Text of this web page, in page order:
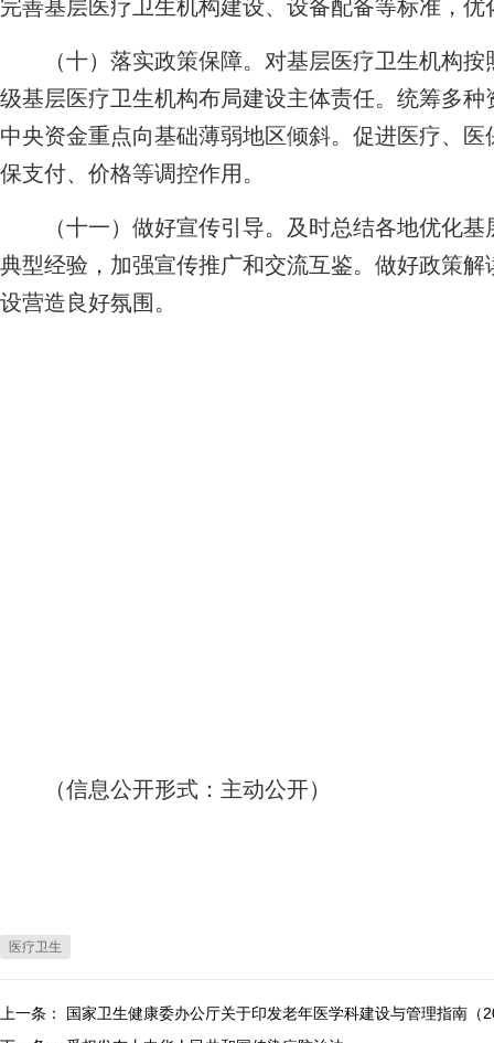
完善基层医疗卫生机构建设、设备配备等标准，
（十）落实政策保障。对基层医疗卫生机构按
级基层医疗卫生机构布局建设主体责任。统筹多
中央资金重点向基础薄弱地区倾斜。促进医疗、
保支付、价格等调控作用。
（十一）做好宣传引导。及时总结各地优化基
典型经验，加强宣传推广和交流互鉴。做好政策
设营造良好氛围。
（信息公开形式：主动公开）
医疗卫生
上一条： 国家卫生健康委办公厅关于印发老年医学科建设与管理指南（